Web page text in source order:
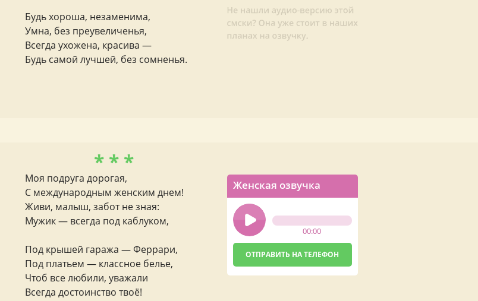
Будь хороша, незаменима,
Умна, без преувеличенья,
Всегда ухожена, красива —
Будь самой лучшей, без сомненья.
* * *
Моя подруга дорогая,
С международным женским днем!
Живи, малыш, забот не зная:
Мужик — всегда под каблуком,
Под крышей гаража — Феррари,
Под платьем — классное белье,
Чтоб все любили, уважали
Всегда достоинство твоё!
Женская озвучка
00:00